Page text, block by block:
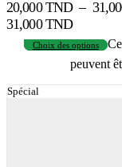
20,000TND –
31,000 TND
Choix des options
peuvent
Spécial